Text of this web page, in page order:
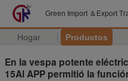
Green Import ＆Export
Hogar Productos
En la vespa potente
15Al APP permitió la